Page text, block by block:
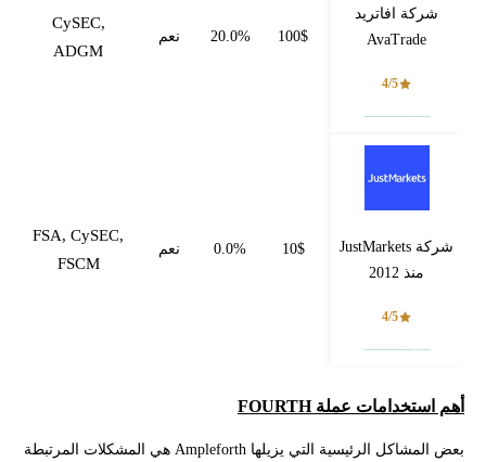
شركة افاتريد
AvaTrade
4/5
100$
20.0% نعم
CySEC,
ADGM
شركة JustMarkets
منذ 2012
4/5
10$
0.0% نعم
FSA, CySEC,
FSCM
أهم استخدامات عملة FOURTH
بعض المشاكل الرئيسية التي يزيلها Ampleforth هي المشكلات المرتبطة